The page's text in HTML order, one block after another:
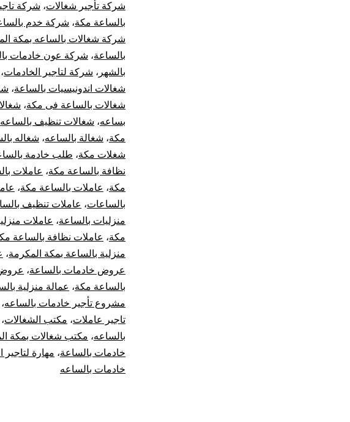
شركة تأجير شغالات، شركة
بالساعة مكة، شركة خدم
شركة شغالات بالساعه بمكة
بالساعة، شركة عون خادمات
بالشهر ، شركة لتاجير الخادمات،
شغالات اندونيسيات بالساعة،
شغالات بالساعة فى مكة،
بساعه، شغالات تنظيف بالساعه
مكة، شغالة بالساعه، شغاله
شغلات مكة، طلب خادمة
نظافة بالساعة مكة، عاملات
مكة، عاملات بالساعة مكة،
بالساعات، عاملات تنظيف
منزليات بالساعة، عاملات
مكة، عاملات نظافة بالساعة
منزلية بالساعة بمكة المكرمة،
عروض خادمات بالساعة،
بالساعة مكة، عمالة منزلية
مشروع تأجير خادمات بالساعه،
تاجير عاملات، مكتب الشغالات،
بالساعه، مكتب شغالات بمكة
خادمات بالساعة، مهارة لتاجير
خادمات بالساعه